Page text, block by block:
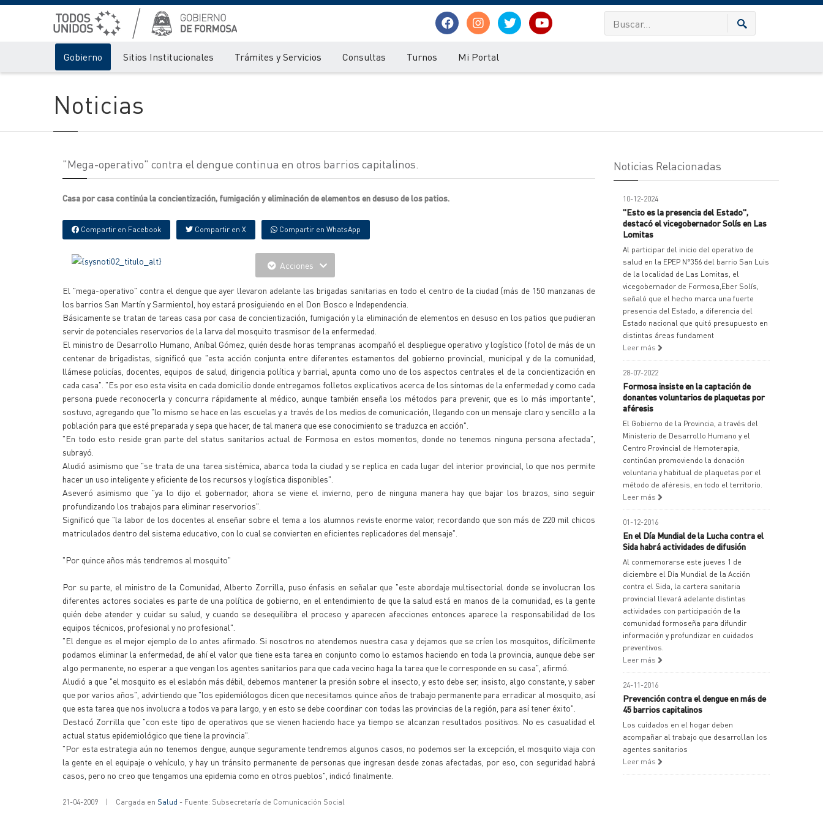
Gobierno Sitios Institucionales Trámites y Servicios Consultas Turnos Mi Portal
Noticias
"Mega-operativo" contra el dengue continua en otros barrios capitalinos.
Casa por casa continúa la concientización, fumigación y eliminación de elementos en desuso de los patios.
Compartir en Facebook Compartir en X Compartir en WhatsApp
Acciones
El "mega-operativo" contra el dengue que ayer llevaron adelante las brigadas sanitarias en todo el centro de la ciudad (más de 150 manzanas de
los barrios San Martín y Sarmiento), hoy estará prosiguiendo en el Don Bosco e Independencia.
Básicamente se tratan de tareas casa por casa de concientización, fumigación y la eliminación de elementos en desuso en los patios que pudieran
servir de potenciales reservorios de la larva del mosquito trasmisor de la enfermedad.
El ministro de Desarrollo Humano, Aníbal Gómez, quién desde horas tempranas acompañó el despliegue operativo y logístico (foto) de más de un
centenar de brigadistas, significó que "esta acción conjunta entre diferentes estamentos del gobierno provincial, municipal y de la comunidad,
llámese policías, docentes, equipos de salud, dirigencia política y barrial, apunta como uno de los aspectos centrales el de la concientización en
cada casa". "Es por eso esta visita en cada domicilio donde entregamos folletos explicativos acerca de los síntomas de la enfermedad y como cada
persona puede reconocerla y concurra rápidamente al médico, aunque también enseña los métodos para prevenir, que es lo más importante",
sostuvo, agregando que "lo mismo se hace en las escuelas y a través de los medios de comunicación, llegando con un mensaje claro y sencillo a la
población para que esté preparada y sepa que hacer, de tal manera que ese conocimiento se traduzca en acción".
"En todo esto reside gran parte del status sanitarios actual de Formosa en estos momentos, donde no tenemos ninguna persona afectada",
subrayó.
Aludió asimismo que "se trata de una tarea sistémica, abarca toda la ciudad y se replica en cada lugar del interior provincial, lo que nos permite
hacer un uso inteligente y eficiente de los recursos y logística disponibles".
Aseveró asimismo que "ya lo dijo el gobernador, ahora se viene el invierno, pero de ninguna manera hay que bajar los brazos, sino seguir
profundizando los trabajos para eliminar reservorios".
Significó que "la labor de los docentes al enseñar sobre el tema a los alumnos reviste enorme valor, recordando que son más de 220 mil chicos
matriculados dentro del sistema educativo, con lo cual se convierten en eficientes replicadores del mensaje".
"Por quince años más tendremos al mosquito"
Por su parte, el ministro de la Comunidad, Alberto Zorrilla, puso énfasis en señalar que "este abordaje multisectorial donde se involucran los
diferentes actores sociales es parte de una política de gobierno, en el entendimiento de que la salud está en manos de la comunidad, es la gente
quién debe atender y cuidar su salud, y cuando se desequilibra el proceso y aparecen afecciones entonces aparece la responsabilidad de los
equipos técnicos, profesional y no profesional".
"El dengue es el mejor ejemplo de lo antes afirmado. Si nosotros no atendemos nuestra casa y dejamos que se críen los mosquitos, difícilmente
podamos eliminar la enfermedad, de ahí el valor que tiene esta tarea en conjunto como lo estamos haciendo en toda la provincia, aunque debe ser
algo permanente, no esperar a que vengan los agentes sanitarios para que cada vecino haga la tarea que le corresponde en su casa", afirmó.
Aludió a que "el mosquito es el eslabón más débil, debemos mantener la presión sobre el insecto, y esto debe ser, insisto, algo constante, y saber
que por varios años", advirtiendo que "los epidemiólogos dicen que necesitamos quince años de trabajo permanente para erradicar al mosquito, así
que esta tarea que nos involucra a todos va para largo, y en esto se debe coordinar con todas las provincias de la región, para así tener éxito".
Destacó Zorrilla que "con este tipo de operativos que se vienen haciendo hace ya tiempo se alcanzan resultados positivos. No es casualidad el
actual status epidemiológico que tiene la provincia".
"Por esta estrategia aún no tenemos dengue, aunque seguramente tendremos algunos casos, no podemos ser la excepción, el mosquito viaja con
la gente en el equipaje o vehículo, y hay un tránsito permanente de personas que ingresan desde zonas afectadas, por eso, con seguridad habrá
casos, pero no creo que tengamos una epidemia como en otros pueblos", indicó finalmente.
21-04-2009 | Cargada en Salud - Fuente: Subsecretaría de Comunicación Social
Noticias Relacionadas
10-12-2024
"Esto es la presencia del Estado",
destacó el vicegobernador Solís en Las
Lomitas
Al participar del inicio del operativo de
salud en la EPEP N°356 del barrio San Luis
de la localidad de Las Lomitas, el
vicegobernador de Formosa,Eber Solís,
señaló que el hecho marca una fuerte
presencia del Estado, a diferencia del
Estado nacional que quitó presupuesto en
distintas áreas fundament
Leer más
28-07-2022
Formosa insiste en la captación de
donantes voluntarios de plaquetas por
aféresis
El Gobierno de la Provincia, a través del
Ministerio de Desarrollo Humano y el
Centro Provincial de Hemoterapia,
continúan promoviendo la donación
voluntaria y habitual de plaquetas por el
método de aféresis, en todo el territorio.
Leer más
01-12-2016
En el Día Mundial de la Lucha contra el
Sida habrá actividades de difusión
Al conmemorarse este jueves 1 de
diciembre el Día Mundial de la Acción
contra el Sida, la cartera sanitaria
provincial llevará adelante distintas
actividades con participación de la
comunidad formoseña para difundir
información y profundizar en cuidados
preventivos.
Leer más
24-11-2016
Prevención contra el dengue en más de
45 barrios capitalinos
Los cuidados en el hogar deben
acompañar al trabajo que desarrollan los
agentes sanitarios
Leer más